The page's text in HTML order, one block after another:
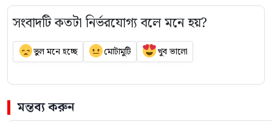
সংবাদটি কতটা নির্ভরযোগ্য বলে মনে হয়?
ভুল মনে হচ্ছে মোটামুটি খুব ভালো
মন্তব্য করুন